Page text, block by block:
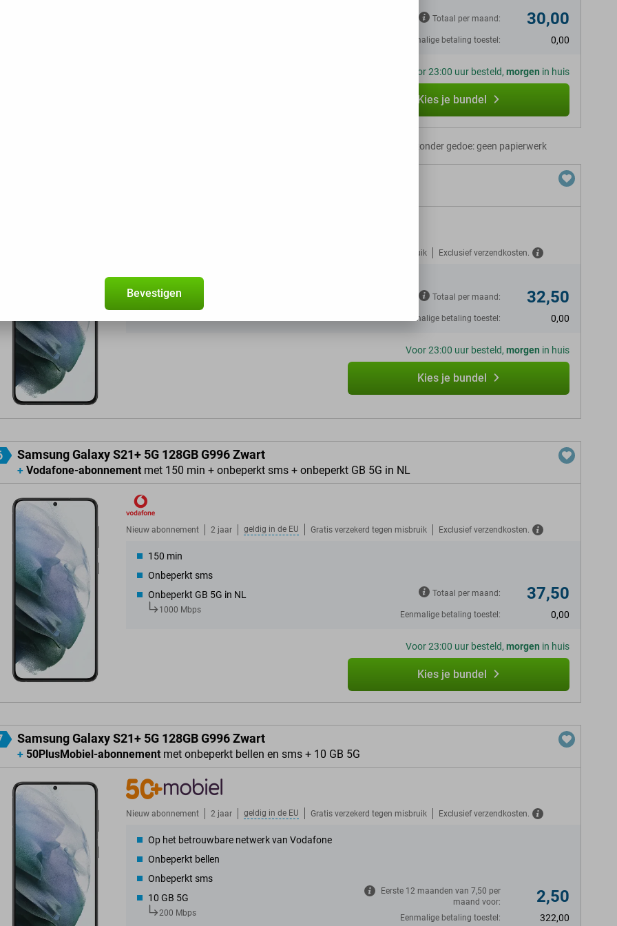
Totaal per maand: 30,00
Eenmalige betaling toestel: 0,00
Voor 23:00 uur besteld, morgen in huis
Kies je bundel
Abonnement zonder gedoe: geen papierwerk
Gratis verzekerd tegen misbruik Exclusief verzendkosten.
150 min / sms
10 GB 5G
Totaal per maand: 32,50
Eenmalige betaling toestel: 0,00
Voor 23:00 uur besteld, morgen in huis
Kies je bundel
Samsung Galaxy S21+ 5G 128GB G996 Zwart
+ Vodafone-abonnement met 150 min + onbeperkt sms + onbeperkt GB 5G in NL
Nieuw abonnement 2 jaar geldig in de EU Gratis verzekerd tegen misbruik Exclusief verzendkosten.
150 min
Onbeperkt sms
Onbeperkt GB 5G in NL
1000 Mbps
Totaal per maand: 37,50
Eenmalige betaling toestel: 0,00
Voor 23:00 uur besteld, morgen in huis
Kies je bundel
Samsung Galaxy S21+ 5G 128GB G996 Zwart
+ 50PlusMobiel-abonnement met onbeperkt bellen en sms + 10 GB 5G
Nieuw abonnement 2 jaar geldig in de EU Gratis verzekerd tegen misbruik Exclusief verzendkosten.
Op het betrouwbare netwerk van Vodafone
Onbeperkt bellen
Onbeperkt sms
10 GB 5G
200 Mbps
Eerste 12 maanden van 7,50 per
maand voor:
2,50
Eenmalige betaling toestel: 322,00
Bevestigen